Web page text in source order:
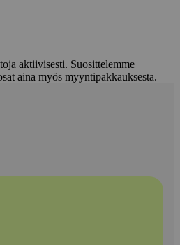
aktiivisesti. Suosittelemme
aina myös myyntipakkauksesta.